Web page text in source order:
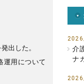
出した。
運用について
介
ナ